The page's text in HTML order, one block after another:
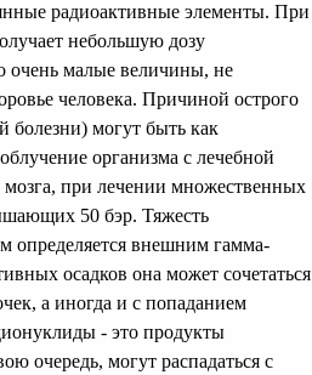
радиоактивные элементы. При
небольшую дозу
очень малые величины, не
человека. Причиной острого
болезни) могут быть как
организма с лечебной
при лечении множественных
50 бэр. Тяжесть
определяется внешним гамма-
осадков она может сочетаться
а иногда и с попаданием
- это продукты
очередь, могут распадаться с